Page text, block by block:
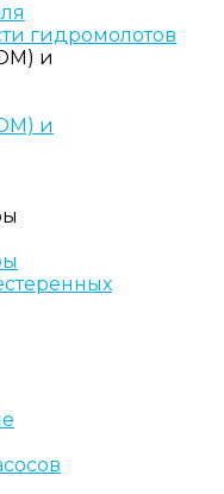
гидромолотов
и
и